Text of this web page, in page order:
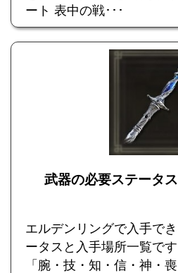
ート 表中の戦･･･
武器の必要ステータ
エルデンリングで入手で
ータスと入手場所一覧で
「腕・技・知・信・神・